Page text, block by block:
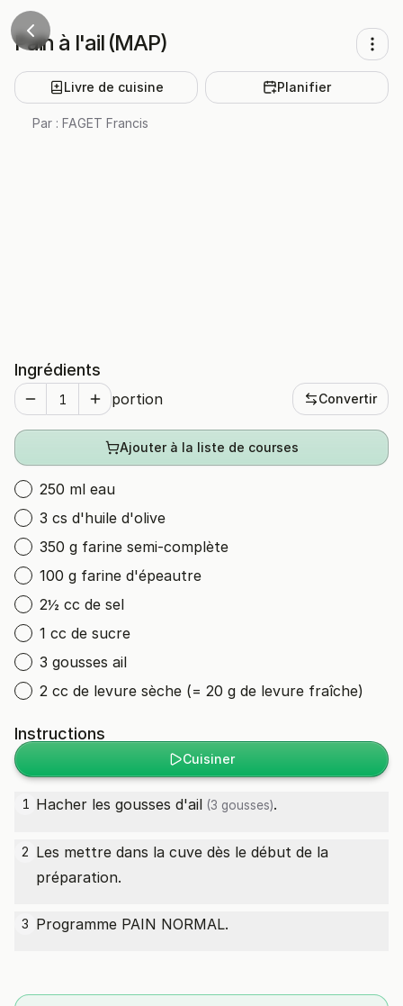
Pain à l'ail (MAP)
Livre de cuisine Planifier
Par : FAGET Francis
Ingrédients
portion Convertir
Ajouter à la liste de courses
250 ml eau
3 cs d'huile d'olive
350 g farine semi-complète
100 g farine d'épeautre
2½ cc de sel
1 cc de sucre
3 gousses ail
2 cc de levure sèche (= 20 g de levure fraîche)
Instructions
Cuisiner
1 Hacher les gousses d'ail (3 gousses).
2 Les mettre dans la cuve dès le début de la
préparation.
3 Programme PAIN NORMAL.